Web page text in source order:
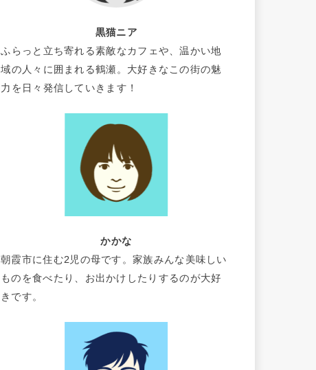
黒猫ニア
ふらっと立ち寄れる素敵なカフェや、温かい地
域の人々に囲まれる鶴瀬。大好きなこの街の魅
力を日々発信していきます！
かかな
朝霞市に住む2児の母です。家族みんな美味しい
ものを食べたり、お出かけしたりするのが大好
きです。